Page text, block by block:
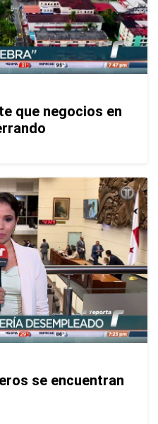
que negocios en
se encuentran